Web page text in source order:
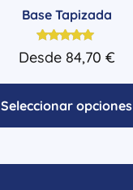
Base Tapizada
Valorado
con
de 5
Desde 84,70 €
Seleccionar opciones